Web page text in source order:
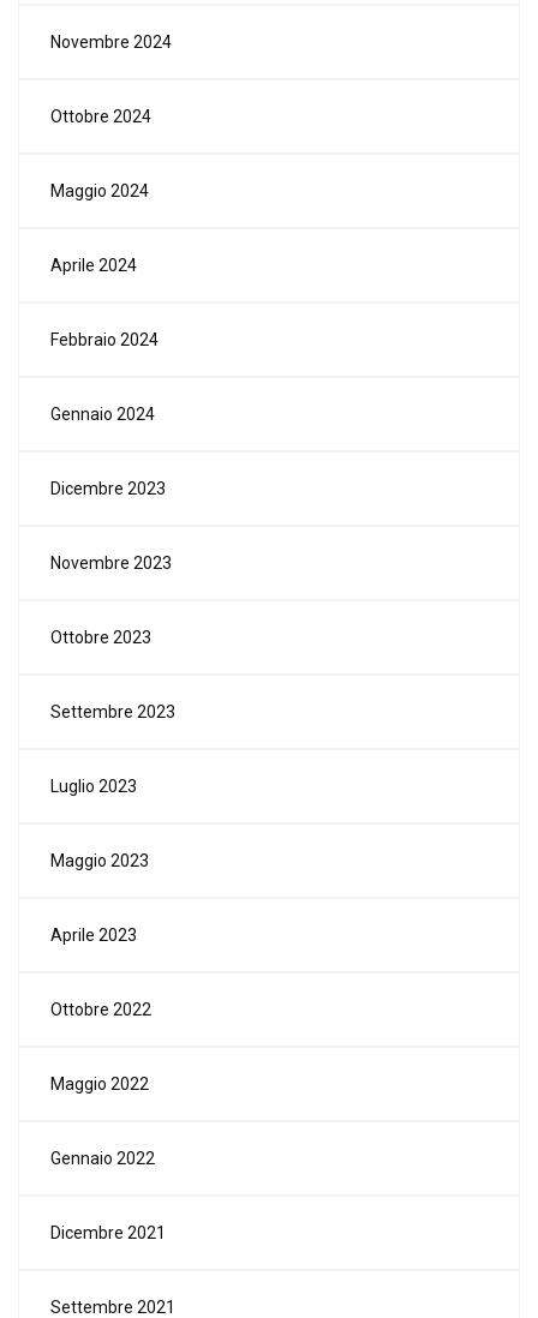
Novembre 2024
Ottobre 2024
Maggio 2024
Aprile 2024
Febbraio 2024
Gennaio 2024
Dicembre 2023
Novembre 2023
Ottobre 2023
Settembre 2023
Luglio 2023
Maggio 2023
Aprile 2023
Ottobre 2022
Maggio 2022
Gennaio 2022
Dicembre 2021
Settembre 2021